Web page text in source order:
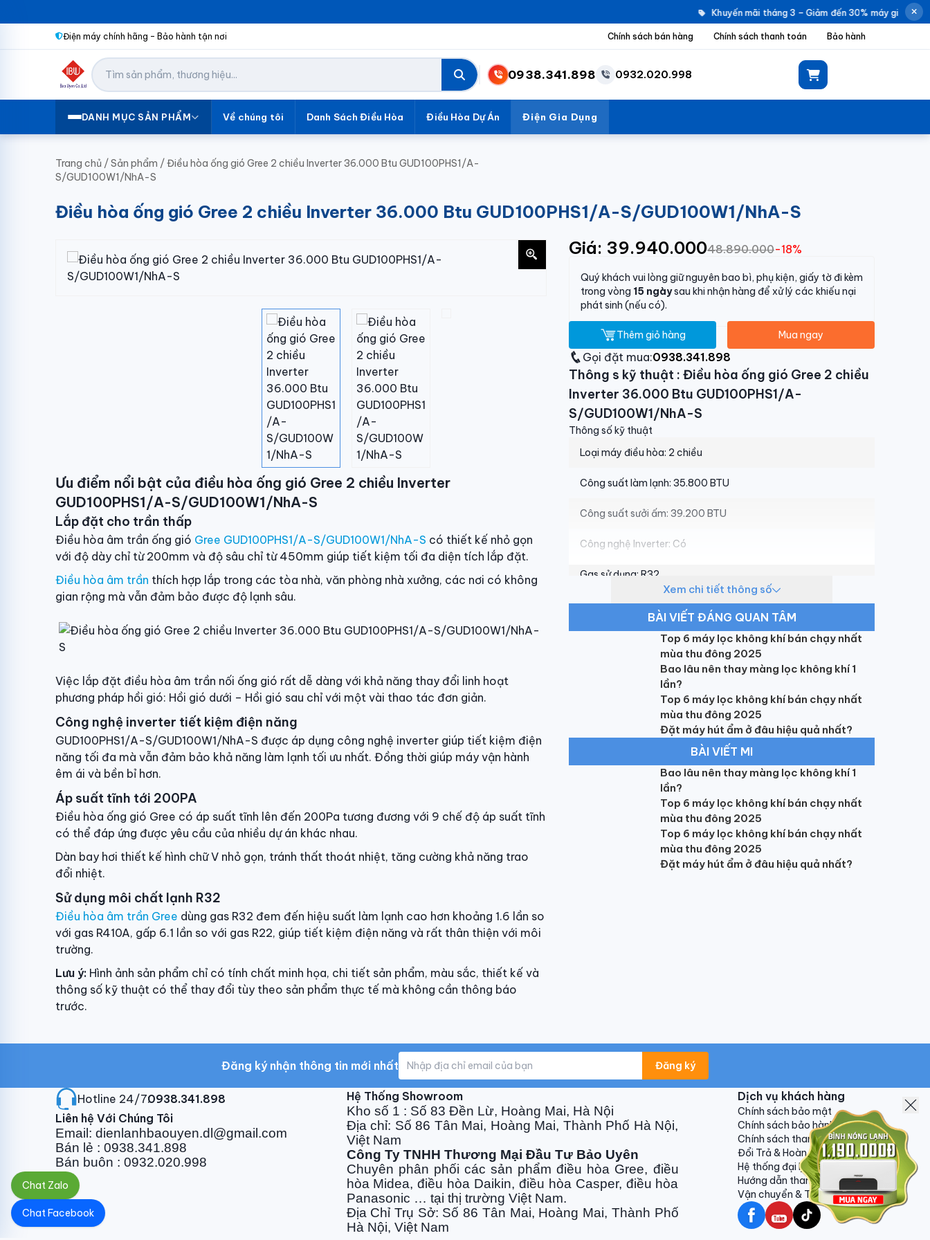
Khuyến mãi tháng 3 – Giảm đến 30% máy giặt
Điện máy chính hãng – Bảo hành tận nơi Chính sách bán hàng Chính sách thanh toán Bảo hành
0938.341.898 0932.020.998
DANH MỤC SẢN PHẨM Về chúng tôi Danh Sách Điều Hòa Điều Hòa Dự Án Điện Gia Dụng
Trang chủ /Sản phẩm /Điều hòa ống gió Gree 2 chiều Inverter 36.000 Btu GUD100PHS1/A-
S/GUD100W1/NhA-S
Điều hòa ống gió Gree 2 chiều Inverter 36.000 Btu GUD100PHS1/A-S/GUD100W1/NhA-S
Ưu điểm nổi bật của điều hòa ống gió Gree 2 chiều Inverter
GUD100PHS1/A-S/GUD100W1/NhA-S
Lắp đặt cho trần thấp
Điều hòa âm trần ống gió Gree GUD100PHS1/A-S/GUD100W1/NhA-S có thiết kế nhỏ gọn
với độ dày chỉ từ 200mm và độ sâu chỉ từ 450mm giúp tiết kiệm tối đa diện tích lắp đặt.
Điều hòa âm trần thích hợp lắp trong các tòa nhà, văn phòng nhà xưởng, các nơi có không
gian rộng mà vẫn đảm bảo được độ lạnh sâu.
Việc lắp đặt điều hòa âm trần nối ống gió rất dễ dàng với khả năng thay đổi linh hoạt
phương pháp hồi gió: Hồi gió dưới – Hồi gió sau chỉ với một vài thao tác đơn giản.
Công nghệ inverter tiết kiệm điện năng
GUD100PHS1/A-S/GUD100W1/NhA-S được áp dụng công nghệ inverter giúp tiết kiệm điện
năng tối đa mà vẫn đảm bảo khả năng làm lạnh tối ưu nhất. Đồng thời giúp máy vận hành
êm ái và bền bỉ hơn.
Áp suất tĩnh tới 200PA
Điều hòa ống gió Gree có áp suất tĩnh lên đến 200Pa tương đương với 9 chế độ áp suất tĩnh
có thể đáp ứng được yêu cầu của nhiều dự án khác nhau.
Dàn bay hơi thiết kế hình chữ V nhỏ gọn, tránh thất thoát nhiệt, tăng cường khả năng trao
đổi nhiệt.
Sử dụng môi chất lạnh R32
Điều hòa âm trần Gree dùng gas R32 đem đến hiệu suất làm lạnh cao hơn khoảng 1.6 lần so
với gas R410A, gấp 6.1 lần so với gas R22, giúp tiết kiệm điện năng và rất thân thiện với môi
trường.
Lưu ý: Hình ảnh sản phẩm chỉ có tính chất minh họa, chi tiết sản phẩm, màu sắc, thiết kế và
thông số kỹ thuật có thể thay đổi tùy theo sản phẩm thực tế mà không cần thông báo
trước.
Giá: 39.940.00048.890.000-18%
Quý khách vui lòng giữ nguyên bao bì, phụ kiện, giấy tờ đi kèm
trong vòng 15 ngàysau khi nhận hàng để xử lý các khiếu nại
phát sinh (nếu có).
Thêm giỏ hàng Mua ngay
Gọi đặt mua:0938.341.898
Thông s kỹ thuật : Điều hòa ống gió Gree 2 chiều
Inverter 36.000 Btu GUD100PHS1/A-
S/GUD100W1/NhA-S
Thông số kỹ thuật
Loại máy điều hòa: 2 chiều
Công suất làm lạnh: 35.800 BTU
Công suất sưởi ấm: 39.200 BTU
Công nghệ Inverter: Có
Gas sử dụng: R32
Lưu lượng gió dàn lạnh:1.700/1.600/1.400/1.200 m3/h
Âm trần nối ống gió
Kích thước dàn lạnh:
134cm x 65.5cm x 26cm
(Dài x rộng x dày)
Khối lượng dàn lạnh:43kg
94cm x 82cm x 37cm(Ngang x cao x sâu)
Khối lượng dàn nóng:65kg
220V - 240V / 50Hz - 60Hz
Xuất xứ thương hiệu:
Trung Quốc
Xem chi tiết thông số
BÀI VIẾT ĐÁNG QUAN TÂM
Top 6 máy lọc không khí bán chạy nhất
mùa thu đông 2025
Bao lâu nên thay màng lọc không khí 1
lần?
Top 6 máy lọc không khí bán chạy nhất
mùa thu đông 2025
Đặt máy hút ẩm ở đâu hiệu quả nhất?
BÀI VIẾT MI
Bao lâu nên thay màng lọc không khí 1
lần?
Top 6 máy lọc không khí bán chạy nhất
mùa thu đông 2025
Top 6 máy lọc không khí bán chạy nhất
mùa thu đông 2025
Đặt máy hút ẩm ở đâu hiệu quả nhất?
Đăng ký nhận thông tin mới nhất Đăng ký
Hotline 24/7:0938.341.898
Liên hệ Với Chúng Tôi
Email: dienlanhbaouyen.dl@gmail.com
Bán lẻ : 0938.341.898
Bán buôn : 0932.020.998
Hệ Thống Showroom
Kho số 1 : Số 83 Đền Lừ, Hoàng Mai, Hà Nội
Địa chỉ: Số 86 Tân Mai, Hoàng Mai, Thành Phố Hà Nội,
Việt Nam
Công Ty TNHH Thương Mại Đầu Tư Bảo Uyên
Chuyên phân phối các sản phẩm điều hòa Gree, điều
hòa Midea, điều hòa Daikin, điều hòa Casper, điều hòa
Panasonic … tại thị trường Việt Nam.
Địa Chỉ Trụ Sở: Số 86 Tân Mai, Hoàng Mai, Thành Phố
Hà Nội, Việt Nam
Dịch vụ khách hàng
Chính sách bảo mật
Chính sách bảo hành
Chính sách thanh toán
Đổi Trả & Hoàn Tiền
Hệ thống đại lý
Hướng dẫn thanh toán VNPAY
Vận chuyển & Trả hàng
Chat Zalo
Chat Facebook